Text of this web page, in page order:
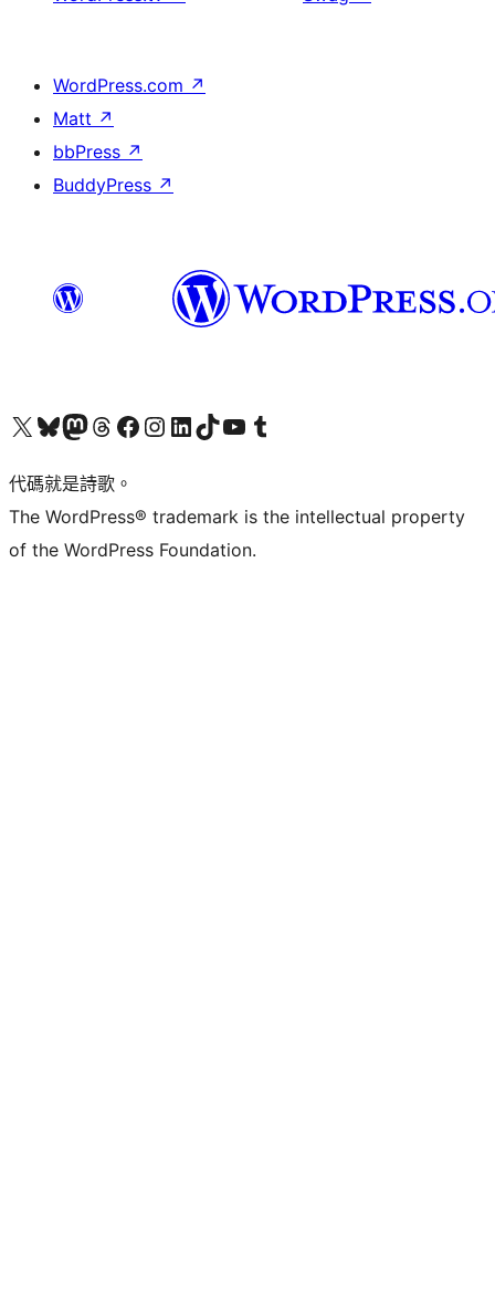
WordPress.com ↗
Matt ↗
bbPress ↗
BuddyPress ↗
Visit our X (formerly Twitter) account
Visit our Bluesky account
Visit our Mastodon account
Visit our Threads account
訪問我們的 Facebook 專頁Visit our Instagram account
Visit our LinkedIn account
Visit our TikTok account
Visit our YouTube channel
Visit our Tumblr account
代碼就是詩歌。
The WordPress® trademark is the intellectual property
of the WordPress Foundation.